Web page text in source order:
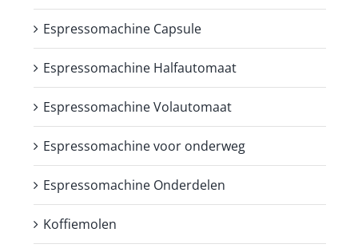
Espressomachine Capsule
Espressomachine Halfautomaat
Espressomachine Volautomaat
Espressomachine voor onderweg
Espressomachine Onderdelen
Koffiemolen